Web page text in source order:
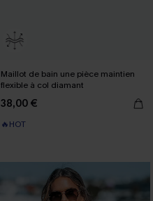
Maillot de bain une pièce maintien
flexible à col diamant
38,00 €
🔥HOT